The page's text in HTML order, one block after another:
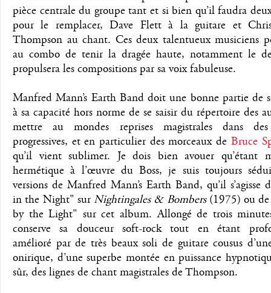
pièce centrale du groupe tant et si bien qu’il faudra
pour le remplacer, Dave Flett à la guitare et
Thompson au chant. Ces deux talentueux musiciens
au combo de tenir la dragée haute, notamment le
propulsera les compositions par sa voix fabuleuse.
Manfred Mann’s Earth Band doit une bonne partie de
à sa capacité hors norme de se saisir du répertoire des
mettre au mondes reprises magistrales dans des
progressives, et en particulier des morceaux de Bruce
qu’il vient sublimer. Je dois bien avouer qu’étant
hermétique à l’œuvre du Boss, je suis toujours
versions de Manfred Mann’s Earth Band, qu’il s’agisse
in the Night" sur Nightingales & Bombers (1975) ou
by the Light" sur cet album. Allongé de trois
conserve sa douceur soft-rock tout en étant
amélioré par de très beaux soli de guitare cousus
onirique, d’une superbe montée en puissance
sûr, des lignes de chant magistrales de Thompson.